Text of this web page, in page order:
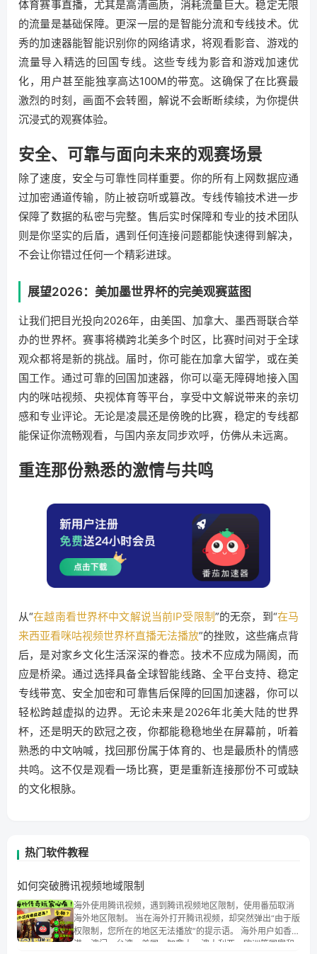
体育赛事直播，尤其是高清画质，消耗流量巨大。稳定无限
的流量是基础保障。更深一层的是智能分流和专线技术。优
秀的加速器能智能识别你的网络请求，将观看影音、游戏的
流量导入精选的回国专线。这些专线为影音和游戏加速优
化，用户甚至能独享高达100M的带宽。这确保了在比赛最
激烈的时刻，画面不会转圈，解说不会断断续续，为你提供
沉浸式的观赛体验。
安全、可靠与面向未来的观赛场景
除了速度，安全与可靠性同样重要。你的所有上网数据应通
过加密通道传输，防止被窃听或篡改。专线传输技术进一步
保障了数据的私密与完整。售后实时保障和专业的技术团队
则是你坚实的后盾，遇到任何连接问题都能快速得到解决，
不会让你错过任何一个精彩进球。
展望2026：美加墨世界杯的完美观赛蓝图
让我们把目光投向2026年，由美国、加拿大、墨西哥联合举
办的世界杯。赛事将横跨北美多个时区，比赛时间对于全球
观众都将是新的挑战。届时，你可能在加拿大留学，或在美
国工作。通过可靠的回国加速器，你可以毫无障碍地接入国
内的咪咕视频、央视体育等平台，享受中文解说带来的亲切
感和专业评论。无论是凌晨还是傍晚的比赛，稳定的专线都
能保证你流畅观看，与国内亲友同步欢呼，仿佛从未远离。
重连那份熟悉的激情与共鸣
从“在越南看世界杯中文解说当前IP受限制”的无奈，到“在马
来西亚看咪咕视频世界杯直播无法播放”的挫败，这些痛点背
后，是对家乡文化生活深深的眷恋。技术不应成为隔阂，而
应是桥梁。通过选择具备全球智能线路、全平台支持、稳定
专线带宽、安全加密和可靠售后保障的回国加速器，你可以
轻松跨越虚拟的边界。无论未来是2026年北美大陆的世界
杯，还是明天的欧冠之夜，你都能稳稳地坐在屏幕前，听着
熟悉的中文呐喊，找回那份属于体育的、也是最质朴的情感
共鸣。这不仅是观看一场比赛，更是重新连接那份不可或缺
的文化根脉。
热门软件教程
如何突破腾讯视频地域限制
海外使用腾讯视频，遇到腾讯视频地区限制，使用番茄取消
海外地区限制。 当在海外打开腾讯视频，却突然弹出“由于版
权限制，您所在的地区无法播放”的提示语。 海外用户如香
港、澳门、台湾、美国、加拿大、澳大利亚、欧洲等国家和